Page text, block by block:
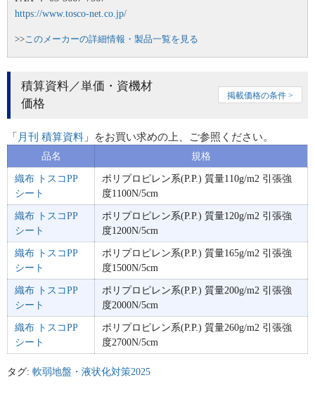
https://www.tosco-net.co.jp/
>> このメーカーの詳細情報・製品一覧を見る
積算資料／単価・資機材
価格
掲載価格の条件 >
「 月刊 積算資料 」をお買い求めの上、ご参照ください。
品名
規格
織布 トスコPP
シート
ポリプロピレン系(P.P.) 質量110g/m2 引張強
度1100N/5cm
織布 トスコPP
シート
ポリプロピレン系(P.P.) 質量120g/m2 引張強
度1200N/5cm
織布 トスコPP
シート
ポリプロピレン系(P.P.) 質量165g/m2 引張強
度1500N/5cm
織布 トスコPP
シート
ポリプロピレン系(P.P.) 質量200g/m2 引張強
度2000N/5cm
織布 トスコPP
シート
ポリプロピレン系(P.P.) 質量260g/m2 引張強
度2700N/5cm
タグ: 軟弱地盤・液状化対策2025